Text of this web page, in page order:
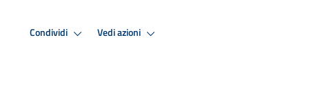
Condividi Vedi azioni